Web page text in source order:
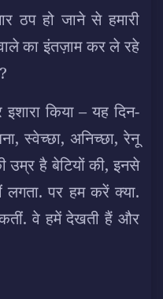
ठप हो जाने से हमारी
का इंतज़ाम कर ले रहे
किया – यह दिन-
स्वेच्छा, अनिच्छा, रेनू
उम्र है बेटियों की, इनसे
लगता. पर हम करें क्या.
वे हमें देखती हैं और